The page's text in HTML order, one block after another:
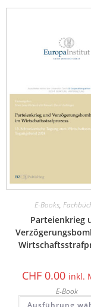
E-Books,
Parteienkrieg
CHF0.00 inkl.
E-Book
Ausführung